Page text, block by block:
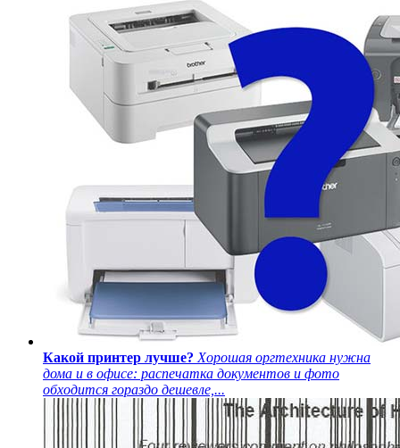
Какой принтер лучше? Хорошая оргтехника нужна
дома и в офисе: распечатка документов и фото
обходится гораздо дешевле,...